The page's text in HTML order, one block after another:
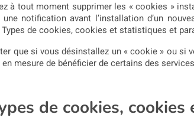
à tout moment supprimer les « cookies »
notification avant l’installation d’un
de cookies, cookies et statistiques et
que si vous désinstallez un « cookie » ou si
en mesure de bénéficier de certains des
de cookies,